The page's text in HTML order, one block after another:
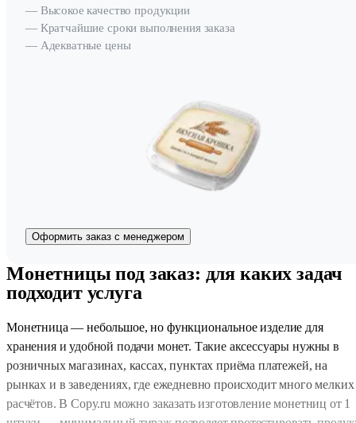
— Высокое качество продукции
— Кратчайшие сроки выполнения заказа
— Адекватные цены
Оформить заказ с менеджером
Монетницы под заказ: для каких задач
подходит услуга
Монетница — небольшое, но функциональное изделие для
хранения и удобной подачи монет. Такие аксессуары нужны в
розничных магазинах, кассах, пунктах приёма платежей, на
рынках и в заведениях, где ежедневно происходит много мелких
расчётов. В Copy.ru можно заказать изготовление монетниц от 1